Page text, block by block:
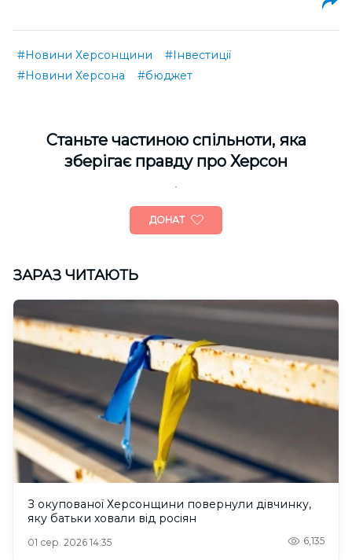
#Новини Херсонщини
#Інвестиції
#Новини Херсона
#бюджет
Cтаньте частиною спільноти, яка
зберігає правду про Херсон
ДОНАТ
ЗАРАЗ ЧИТАЮТЬ
З окупованої Херсонщини повернули дівчинку,
яку батьки ховали від росіян
01 сер. 2026 14:35 6,135